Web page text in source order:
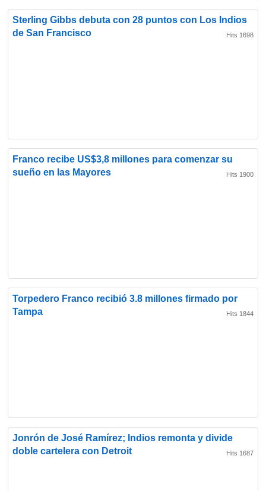
Sterling Gibbs debuta con 28 puntos con Los Indios
de San Francisco
Hits 1698
Franco recibe US$3,8 millones para comenzar su
sueño en las Mayores
Hits 1900
Torpedero Franco recibió 3.8 millones firmado por
Tampa
Hits 1844
Jonrón de José Ramírez; Indios remonta y divide
doble cartelera con Detroit
Hits 1687